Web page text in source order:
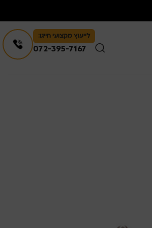
לייעוץ מקצועי חייגו:
072-395-7167